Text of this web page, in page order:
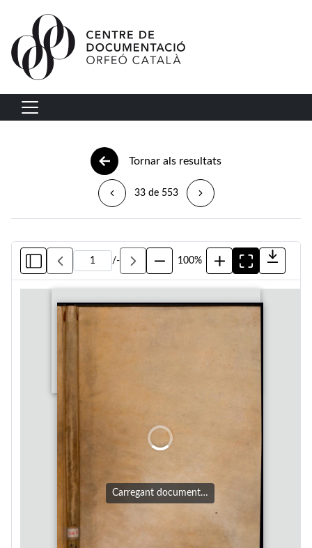
Vés al contingut
Navegació principal
Tornar als resultats
33 de 553
/- 100%
Carregant document…